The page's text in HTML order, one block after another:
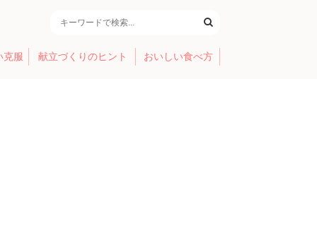
克服 献立づくりのヒント おいしい食べ方